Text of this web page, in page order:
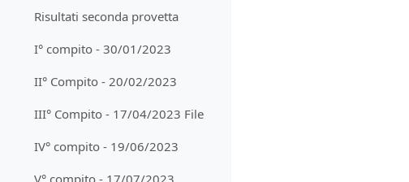
Risultati seconda provetta
I° compito - 30/01/2023
II° Compito - 20/02/2023
III° Compito - 17/04/2023 File
IV° compito - 19/06/2023